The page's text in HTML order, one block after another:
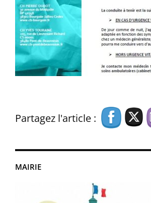
MAIRIE
Partagez l'article :